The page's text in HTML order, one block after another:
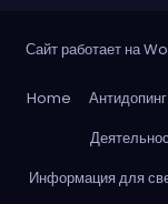
Сайт работает на
Home Антидопинг
Информация для